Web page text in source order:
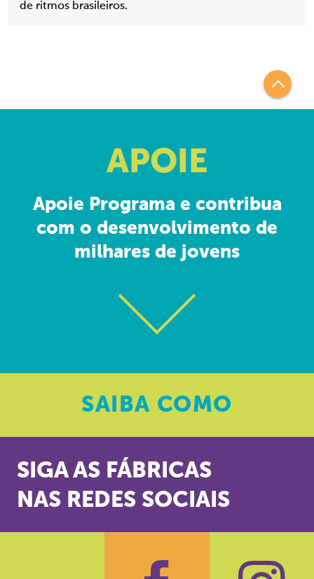
de ritmos brasileiros.
APOIE
Apoie Programa e contribua
com o desenvolvimento de
milhares de jovens
SAIBA COMO
SIGA AS FÁBRICAS
NAS REDES SOCIAIS